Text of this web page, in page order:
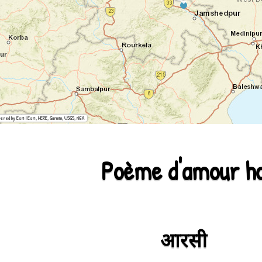
Odia (oriya)
by Esri | Esri, HERE, Garmin, USGS, NGA
Poème d'amour
आरसी